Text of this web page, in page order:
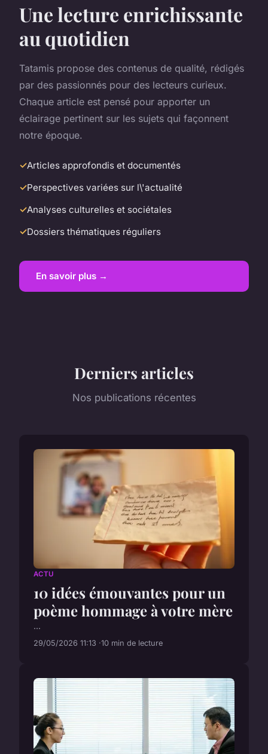
Une lecture enrichissante
au quotidien
Tatamis propose des contenus de qualité, rédigés
par des passionnés pour des lecteurs curieux.
Chaque article est pensé pour apporter un
éclairage pertinent sur les sujets qui façonnent
notre époque.
Articles approfondis et documentés
Perspectives variées sur l\'actualité
Analyses culturelles et sociétales
Dossiers thématiques réguliers
En savoir plus →
Derniers articles
Nos publications récentes
ACTU
10 idées émouvantes pour un
poème hommage à votre mère
...
29/05/2026 11:13 10 min de lecture